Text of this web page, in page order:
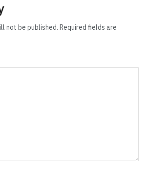
not be published. Required fields are